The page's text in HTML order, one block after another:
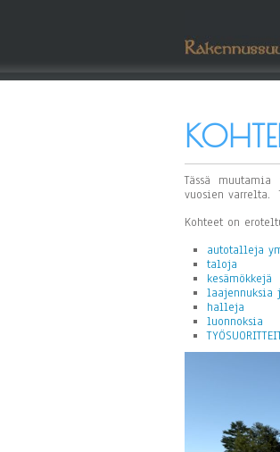
Tässä
vuosien varrelta.
Kohteet on
autotalleja
taloja
kesämökkejä
laajennuksia
halleja
luonnoksia